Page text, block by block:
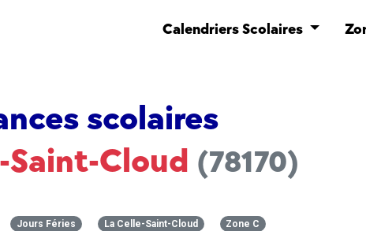
Calendriers Scolaires
scolaires
Saint-Cloud (78170)
Jours Féries La Celle-Saint-Cloud Zone C